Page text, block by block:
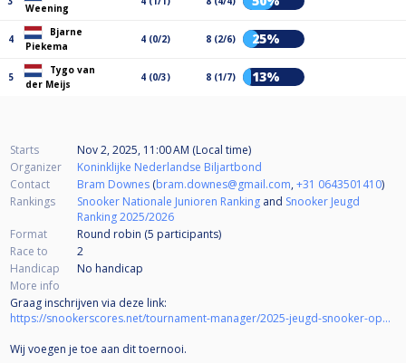
Weening
4
Bjarne
Piekema
4 (0/2) 8 (2/6) 25%
5
Tygo van
der Meijs
4 (0/3) 8 (1/7) 13%
Starts
Nov 2, 2025, 11:00 AM (Local time)
Organizer
Koninklijke Nederlandse Biljartbond
Contact
Bram Downes (bram.downes@gmail.com,+31 0643501410)
Rankings
Snooker Nationale Junioren Ranking and Snooker Jeugd
Ranking 2025/2026
Format
Round robin (5 participants)
Race to
2
Handicap
No handicap
More info
Graag inschrijven via deze link:
https://snookerscores.net/tournament-manager/2025-jeugd-snooker-open-doetinchem
Wij voegen je toe aan dit toernooi.